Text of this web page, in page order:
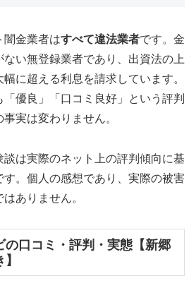
闇金業者はすべて違法業者です。金
い無登録業者であり、出資法の上
に超える利息を請求しています。
優良」「口コミ良好」という評判
実は変わりません。
は実際のネット上の評判傾向に基
。個人の感想であり、実際の被害
ありません。
の口コミ・評判・実態【新郷